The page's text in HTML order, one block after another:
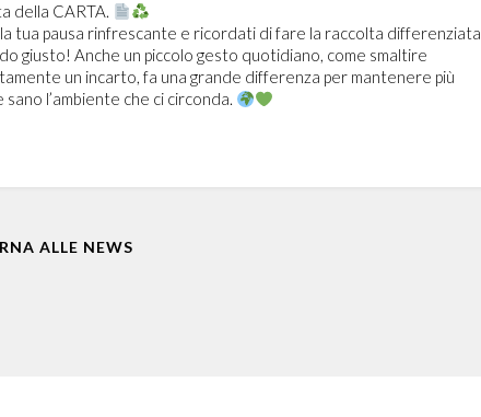
della CARTA.
tua pausa rinfrescante e ricordati di fare la raccolta differenziata
giusto! Anche un piccolo gesto quotidiano, come smaltire
un incarto, fa una grande differenza per mantenere più
sano l’ambiente che ci circonda.
ALLE NEWS